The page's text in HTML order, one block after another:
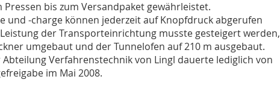
bis zum Versandpaket gewährleistet.
und -charge können jederzeit auf Knopfdruck abgerufen
der Transporteinrichtung musste gesteigert werden,
umgebaut und der Tunnelofen auf 210 m ausgebaut.
Verfahrenstechnik von Lingl dauerte lediglich von
im Mai 2008.